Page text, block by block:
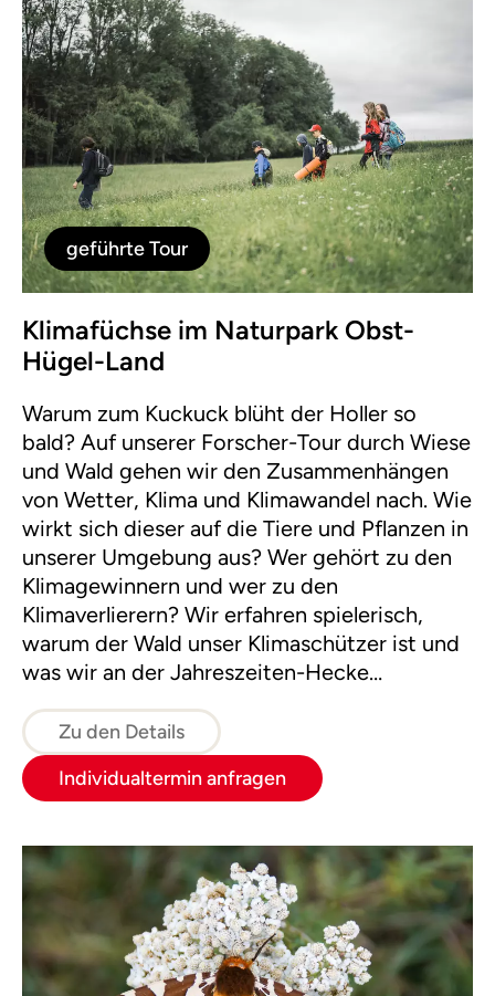
geführte Tour
Klimafüchse im Naturpark Obst-
Hügel-Land
Warum zum Kuckuck blüht der Holler so
bald? Auf unserer Forscher-Tour durch Wiese
und Wald gehen wir den Zusammenhängen
von Wetter, Klima und Klimawandel nach. Wie
wirkt sich dieser auf die Tiere und Pflanzen in
unserer Umgebung aus? Wer gehört zu den
Klimagewinnern und wer zu den
Klimaverlierern? Wir erfahren spielerisch,
warum der Wald unser Klimaschützer ist und
was wir an der Jahreszeiten-Hecke
Zu den Details
Individualtermin anfragen